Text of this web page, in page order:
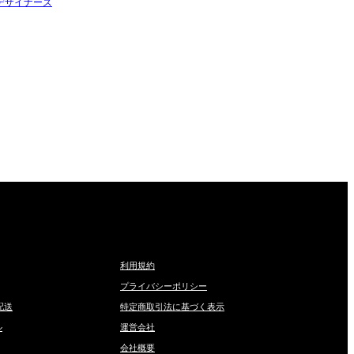
ザイナーズ
送
利用規約
プライバシーポリシー
特定商取引法に基づく表示
運営会社
会社概要